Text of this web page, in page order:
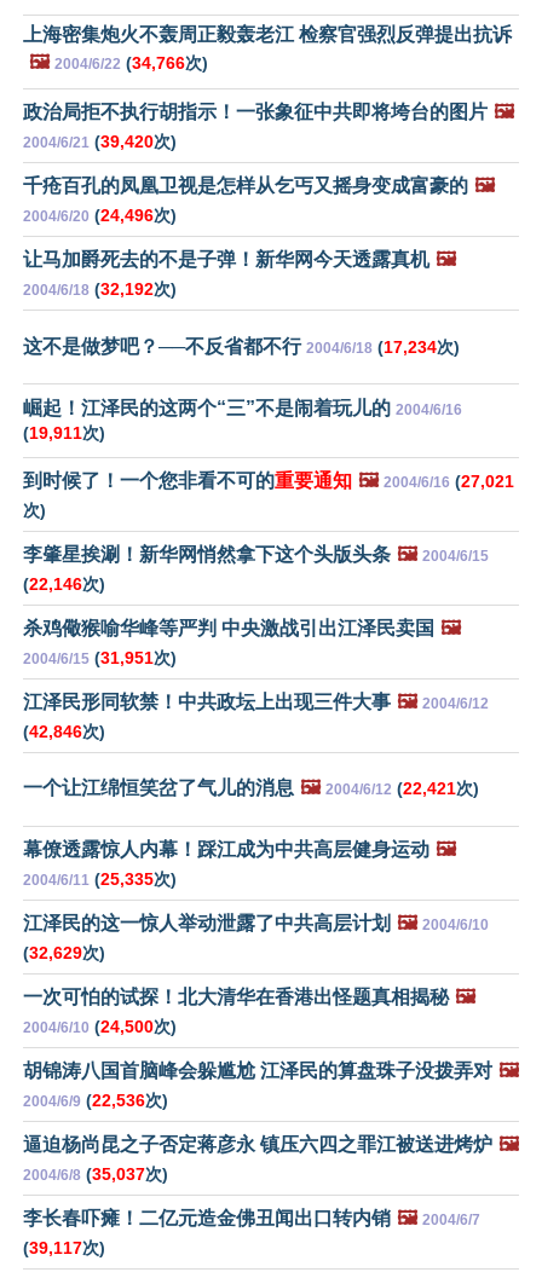
上海密集炮火不轰周正毅轰老江 检察官强烈反弹提出抗诉
🖼️ 2004/6/22 (34,766次)
政治局拒不执行胡指示！一张象征中共即将垮台的图片 🖼️
2004/6/21 (39,420次)
千疮百孔的凤凰卫视是怎样从乞丐又摇身变成富豪的 🖼️
2004/6/20 (24,496次)
让马加爵死去的不是子弹！新华网今天透露真机 🖼️
2004/6/18 (32,192次)
这不是做梦吧？──不反省都不行 2004/6/18 (17,234次)
崛起！江泽民的这两个“三”不是闹着玩儿的 2004/6/16
(19,911次)
到时候了！一个您非看不可的重要通知 🖼️ 2004/6/16 (27,021
次)
李肇星挨涮！新华网悄然拿下这个头版头条 🖼️ 2004/6/15
(22,146次)
杀鸡儆猴喻华峰等严判 中央激战引出江泽民卖国 🖼️
2004/6/15 (31,951次)
江泽民形同软禁！中共政坛上出现三件大事 🖼️ 2004/6/12
(42,846次)
一个让江绵恒笑岔了气儿的消息 🖼️ 2004/6/12 (22,421次)
幕僚透露惊人内幕！踩江成为中共高层健身运动 🖼️
2004/6/11 (25,335次)
江泽民的这一惊人举动泄露了中共高层计划 🖼️ 2004/6/10
(32,629次)
一次可怕的试探！北大清华在香港出怪题真相揭秘 🖼️
2004/6/10 (24,500次)
胡锦涛八国首脑峰会躲尴尬 江泽民的算盘珠子没拨弄对 🖼️
2004/6/9 (22,536次)
逼迫杨尚昆之子否定蒋彦永 镇压六四之罪江被送进烤炉 🖼️
2004/6/8 (35,037次)
李长春吓瘫！二亿元造金佛丑闻出口转内销 🖼️ 2004/6/7
(39,117次)